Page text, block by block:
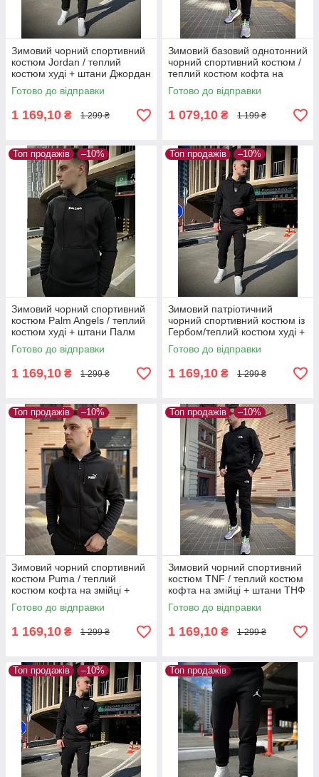
Зимовий чорний спортивний
костюм Jordan / теплий
костюм худі + штани Джордан
/ костюм чорного кольору
Готово до відправки
1 169,10 ₴ 1 299 ₴
Зимовий базовий однотонний
чорний спортивний костюм /
теплий костюм кофта на
змійці + штани з начосом
Готово до відправки
1 079,10 ₴ 1 199 ₴
Топ продажів –10%
Зимовий чорний спортивний
костюм Palm Angels / теплий
костюм худі + штани Палм
Енджелс / костюм чорного
кольору
Готово до відправки
1 169,10 ₴ 1 299 ₴
Топ продажів –10%
Зимовий патріотичний
чорний спортивний костюм із
Гербом/теплий костюм худі +
штани з начосом із принтом
Герб
Готово до відправки
1 169,10 ₴ 1 299 ₴
Топ продажів –10%
Зимовий чорний спортивний
костюм Puma / теплий
костюм кофта на змійці +
штани Пума / костюм чорного
кольору
Готово до відправки
1 169,10 ₴ 1 299 ₴
Топ продажів –10%
Зимовий чорний спортивний
костюм TNF / теплий костюм
кофта на змійці + штани ТНФ
The North Face
Готово до відправки
1 169,10 ₴ 1 299 ₴
Топ продажів –10% Топ продажів